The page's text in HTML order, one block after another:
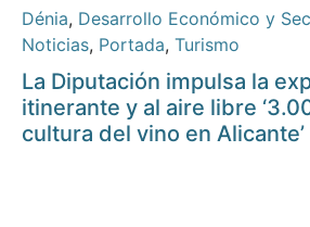
Dénia, Desarrollo Económico y
Noticias, Portada, Turismo
La Diputación impulsa la
itinerante y al aire libre
cultura del vino en Alicante’